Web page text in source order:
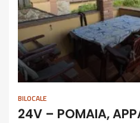
BILOCALE